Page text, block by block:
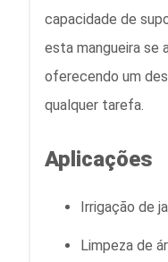
capacidade de
esta mangueira se
oferecendo um
qualquer tarefa.
Aplicações
Irrigação de
Limpeza de